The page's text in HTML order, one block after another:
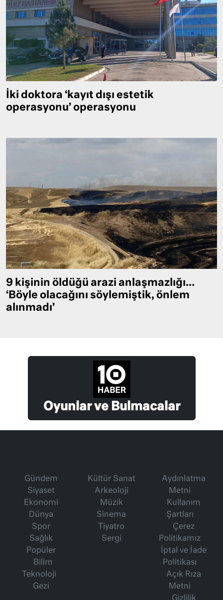
İki doktora ‘kayıt dışı estetik
operasyonu’ operasyonu
9 kişinin öldüğü arazi anlaşmazlığı…
‘Böyle olacağını söylemiştik, önlem
alınmadı’
Oyunlar ve Bulmacalar
Gündem
Siyaset
Ekonomi
Dünya
Spor
Sağlık
Popüler
Bilim
Teknoloji
Gezi
Kültür Sanat
Arkeoloji
Müzik
Sinema
Tiyatro
Sergi
Aydınlatma
Metni
Kullanım
Şartları
Çerez
Politikamız
İptal ve İade
Politikası
Açık Rıza
Metni
Gizlilik